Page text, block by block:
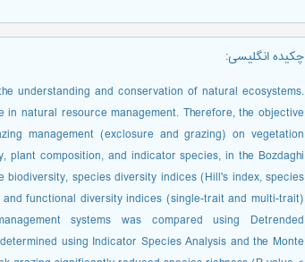
چکیده انگلیسی:
understanding and conservation of natural ecosystems.
natural resource management. Therefore, the objective
management (exclosure and grazing) on vegetation
composition, and indicator species, in the Bozdaghi
species diversity indices (Hill's index, species
functional diversity indices (single-trait and multi-trait)
systems was compared using Detrended
using Indicator Species Analysis and the Monte